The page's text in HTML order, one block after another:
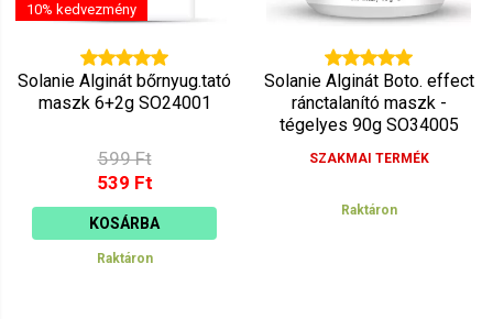
10% kedvezmény
Solanie Alginát bőrnyug.tató
maszk 6+2g SO24001
599 Ft
539 Ft
KOSÁRBA
Raktáron
Solanie Alginát Boto. effect
ránctalanító maszk -
tégelyes 90g SO34005
SZAKMAI TERMÉK
Raktáron